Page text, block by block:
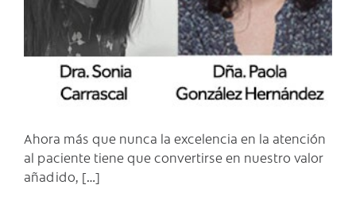
Ahora más que nunca la excelencia en la atención
al paciente tiene que convertirse en nuestro valor
añadido, […]